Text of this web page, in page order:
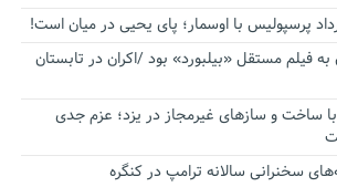
پرسپولیس با اوسمار؛ پای یحیی در میان است!
به فیلم مستقل «بیلبورد» بود /اکران در تابستان
ساخت‌ و سازهای غیرمجاز در یزد؛ عزم جدی
سخنرانی سالانه ترامپ در کنگره